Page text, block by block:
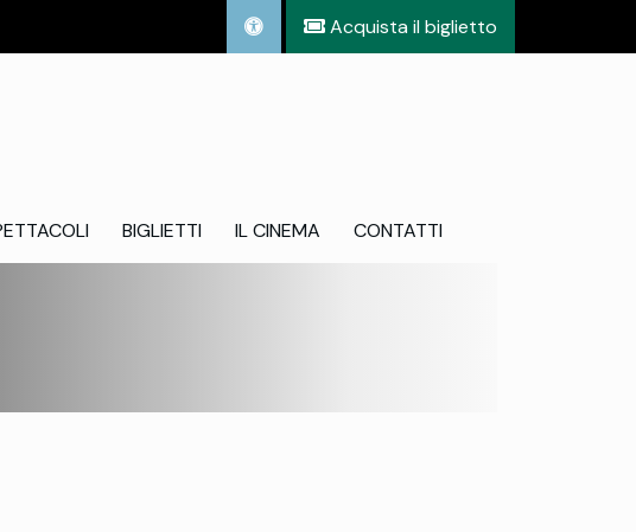
Acquista il biglietto
BIGLIETTI IL CINEMA CONTATTI